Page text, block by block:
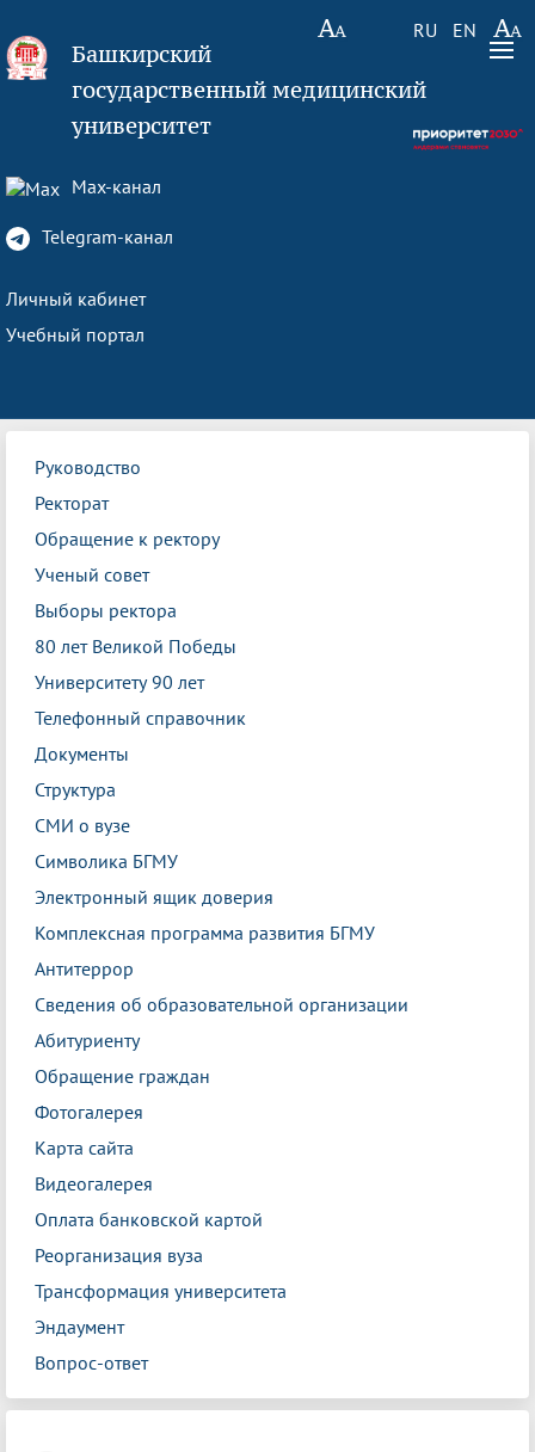
RU EN
Башкирский
государственный медицинский
университет
Max-канал
Telegram-канал
Личный кабинет
Учебный портал
Руководство
Ректорат
Обращение к ректору
Ученый совет
Выборы ректора
80 лет Великой Победы
Университету 90 лет
Телефонный справочник
Документы
Структура
СМИ о вузе
Символика БГМУ
Электронный ящик доверия
Комплексная программа развития БГМУ
Антитеррор
Сведения об образовательной организации
Абитуриенту
Обращение граждан
Фотогалерея
Карта сайта
Видеогалерея
Оплата банковской картой
Реорганизация вуза
Трансформация университета
Эндаумент
Вопрос-ответ